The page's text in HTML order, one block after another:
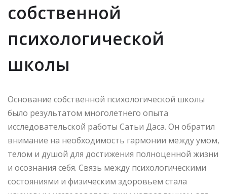
собственной
психологической
школы
Основание собственной психологической школы
было результатом многолетнего опыта
исследовательской работы Сатьи Даса. Он обратил
внимание на необходимость гармонии между умом,
телом и душой для достижения полноценной жизни
и осознания себя. Связь между психологическими
состояниями и физическим здоровьем стала